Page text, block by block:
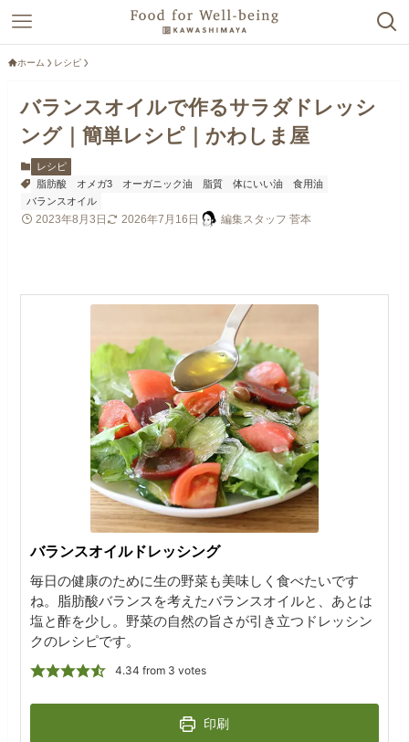
ホーム レシピ
バランスオイルで作るサラダドレッシ
ング｜簡単レシピ｜かわしま屋
レシピ
脂肪酸
オメガ3 オーガニック油 脂質 体にいい油
食用油
バランスオイル
2023年8月3日 2026年7月16日 編集スタッフ 菅本
バランスオイルドレッシング
毎日の健康のために生の野菜も美味しく食べたいです
ね。脂肪酸バランスを考えたバランスオイルと、あとは
塩と酢を少し。野菜の自然の旨さが引き立つドレッシン
クのレシピです。
4.34 from 3 votes
印刷